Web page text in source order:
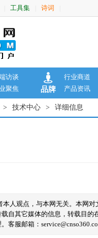
工具集 诗词
访谈
聚焦 品牌
行业商道
产品资讯
> 技术中心 > 详细信息
本人观点，与本网无关。本网
自其它媒体的信息，转载目
客服邮箱：